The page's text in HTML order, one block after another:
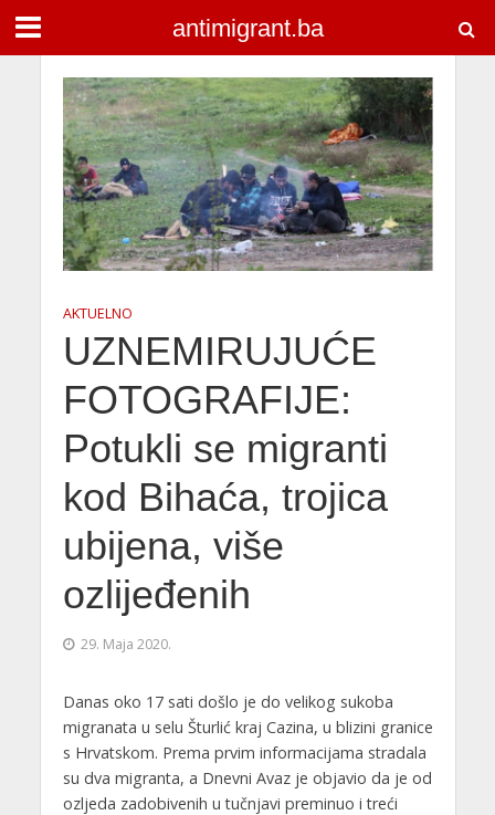
antimigrant.ba
AKTUELNO
UZNEMIRUJUĆE
FOTOGRAFIJE:
Potukli se migranti
kod Bihaća, trojica
ubijena, više
ozlijeđenih
29. Maja 2020.
Danas oko 17 sati došlo je do velikog sukoba
migranata u selu Šturlić kraj Cazina, u blizini granice
s Hrvatskom. Prema prvim informacijama stradala
su dva migranta, a Dnevni Avaz je objavio da je od
ozljeda zadobivenih u tučnjavi preminuo i treći